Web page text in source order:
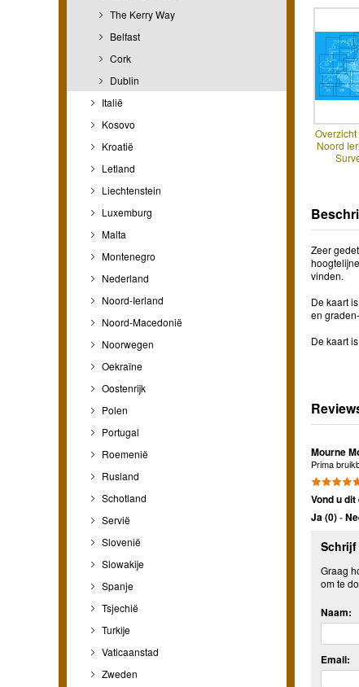
The Kerry Way
Belfast
Cork
Dublin
Italië
Kosovo
Kroatië
Letland
Liechtenstein
Luxemburg
Malta
Montenegro
Nederland
Noord-Ierland
Noord-Macedonië
Noorwegen
Oekraïne
Oostenrijk
Polen
Portugal
Roemenië
Rusland
Schotland
Servië
Slovenië
Slowakije
Spanje
Tsjechië
Turkije
Vaticaanstad
Zweden
Noord
Zeer
vinden.
De kaart
en
De kaart
Mourne
Prima
Vond u
Ja (0)-
Schrijf
Graag
om te
Naam:
Email: